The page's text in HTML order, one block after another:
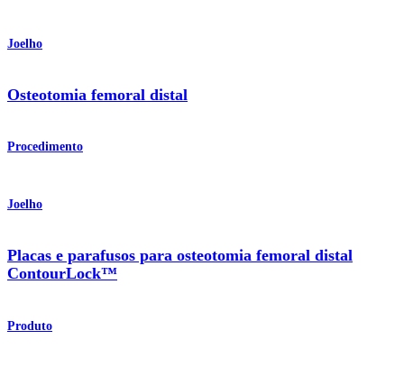
Joelho
Osteotomia femoral distal
Procedimento
Joelho
Placas e parafusos para osteotomia femoral distal
ContourLock™
Produto